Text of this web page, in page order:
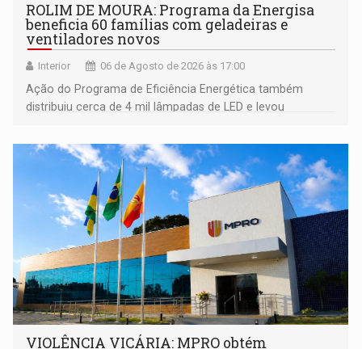
ROLIM DE MOURA: Programa da Energisa
beneficia 60 famílias com geladeiras e
ventiladores novos
Interior 06 de Agosto de 2026 às 17:00
Ação do Programa de Eficiência Energética também
distribuiu cerca de 4 mil lâmpadas de LED e levou
comunidade
VIOLÊNCIA VICÁRIA: MPRO obtém